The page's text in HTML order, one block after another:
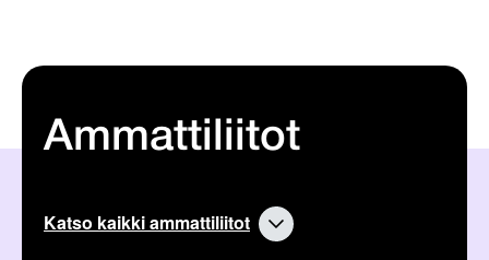
Ammattiliitot
Katso kaikki ammattiliitot